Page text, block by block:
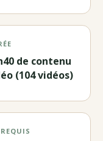
de contenu
(104 vidéos)